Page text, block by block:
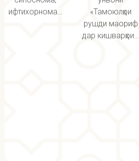
ифтихорнома…
«Тамоюлҳои
рушди маориф
дар кишварҳои…